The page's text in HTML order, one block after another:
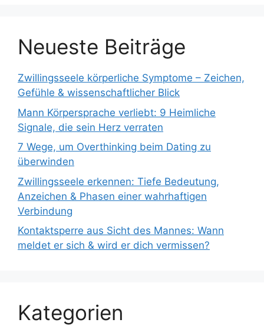
Neueste Beiträge
Zwillingsseele körperliche Symptome – Zeichen,
Gefühle & wissenschaftlicher Blick
Mann Körpersprache verliebt: 9 Heimliche
Signale, die sein Herz verraten
7 Wege, um Overthinking beim Dating zu
überwinden
Zwillingsseele erkennen: Tiefe Bedeutung,
Anzeichen & Phasen einer wahrhaftigen
Verbindung
Kontaktsperre aus Sicht des Mannes: Wann
meldet er sich & wird er dich vermissen?
Kategorien